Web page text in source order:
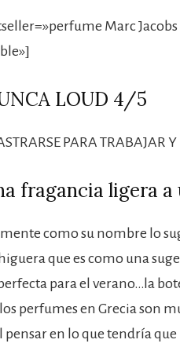
Marc Jacobs
LOUD 4/5
PARA TRABAJAR
fragancia ligera
como su nombre lo
que es como una
para el verano…la
perfumes en Grecia son
pensar en lo que tendría